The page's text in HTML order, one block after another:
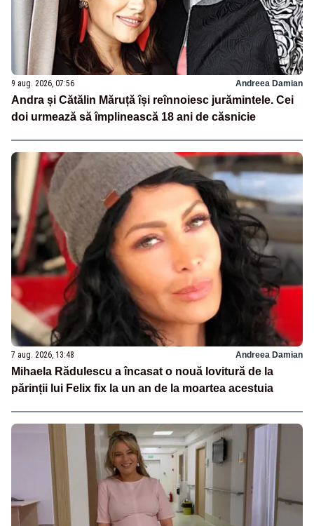
9 aug. 2026, 07:56 Andreea Damian
Andra și Cătălin Măruță își reînnoiesc jurămintele. Cei
doi urmează să împlinească 18 ani de căsnicie
7 aug. 2026, 13:48 Andreea Damian
Mihaela Rădulescu a încasat o nouă lovitură de la
părinții lui Felix fix la un an de la moartea acestuia